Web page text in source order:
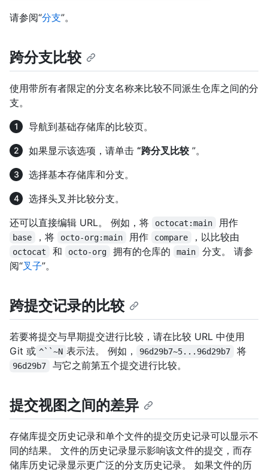
请参阅“分支”。
跨分支比较
使用带所有者限定的分支名称来比较不同派生仓库之间的分
支。
导航到基础存储库的比较页。
如果显示该选项，请单击 “跨分叉比较 ”。
选择基本存储库和分支。
选择头叉并比较分支。
还可以直接编辑 URL。 例如，将
octocat:main 用作
base ，将 octo-org:main 用作 compare ，以比较由
octocat 和 octo-org 拥有的仓库的 main
分支。 请参
阅“叉子”。
跨提交记录的比较
若要将提交与早期提交进行比较，请在比较 URL 中使用
Git 或 ^``~N 表示法。 例如， 96d29b7~5...96d29b7 将
96d29b7 与它之前第五个提交进行比较。
提交视图之间的差异
存储库提交历史记录和单个文件的提交历史记录可以显示不
同的结果。 文件的历史记录显示影响该文件的提交，而存
储库历史记录显示更广泛的分支历史记录。 如果文件的历